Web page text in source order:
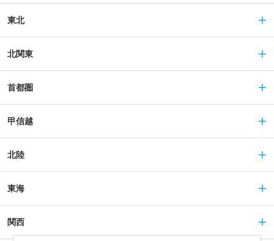
東北
北関東
首都圏
甲信越
北陸
東海
関西